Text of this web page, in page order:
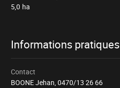
5,0 ha
Informations pratiques
Contact
BOONE Jehan,0470/13 26 66